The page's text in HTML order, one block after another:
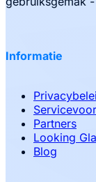
Informatie
Partners
Looking
Blog